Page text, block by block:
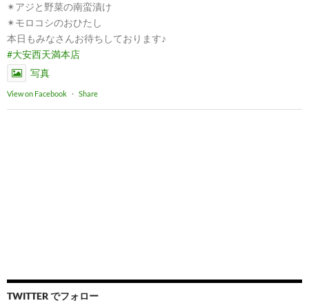
✴︎アジと野菜の南蛮漬け
✴︎モロコシのおひたし
本日もみなさんお待ちしております♪
#大安西天満本店
写真
View on Facebook · Share
TWITTER でフォロー